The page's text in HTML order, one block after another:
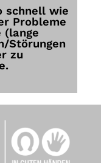
schnell wie
Probleme
(lange
Störungen
zu